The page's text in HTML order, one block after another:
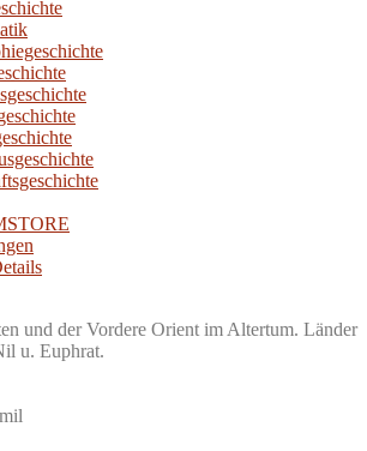
und der Vordere Orient im Altertum. Länder
u. Euphrat.